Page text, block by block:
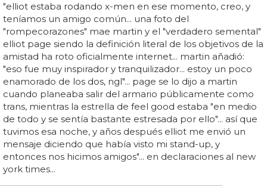
"elliot estaba rodando x-men en ese momento, creo, y
teníamos un amigo común... una foto del
"rompecorazones" mae martin y el "verdadero semental"
elliot page siendo la definición literal de los objetivos de la
amistad ha roto oficialmente internet... martin añadió:
"eso fue muy inspirador y tranquilizador... estoy un poco
enamorado de los dos, ngl"... page se lo dijo a martin
cuando planeaba salir del armario públicamente como
trans, mientras la estrella de feel good estaba "en medio
de todo y se sentía bastante estresada por ello"... así que
tuvimos esa noche, y años después elliot me envió un
mensaje diciendo que había visto mi stand-up, y
entonces nos hicimos amigos"... en declaraciones al new
york times...